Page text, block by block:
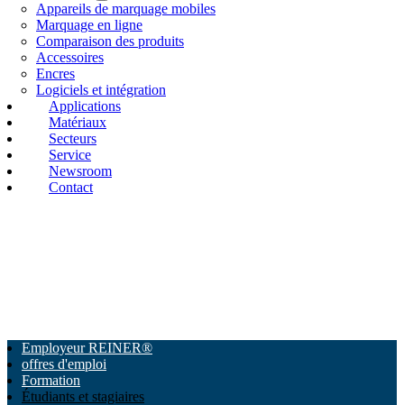
Appareils de marquage mobiles
Marquage en ligne
Comparaison des produits
Accessoires
Encres
Logiciels et intégration
Applications
Matériaux
Secteurs
Service
Newsroom
Contact
Employeur REINER®
offres d'emploi
Formation
Étudiants et stagiaires